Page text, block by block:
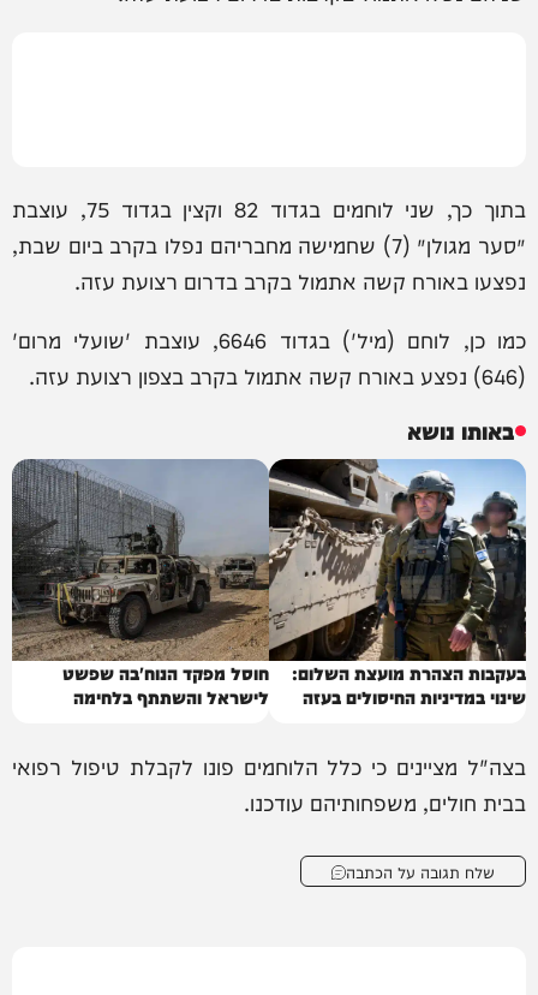
בתוך כך, שני לוחמים בגדוד 82 וקצין בגדוד 75, עוצבת
׳סער מגולן׳ (7) שחמישה מחבריהם נפלו בקרב ביום שבת,
נפצעו באורח קשה אתמול בקרב בדרום רצועת עזה.
כמו כן, לוחם (מיל') בגדוד 6646, עוצבת 'שועלי מרום'
(646) נפצע באורח קשה אתמול בקרב בצפון רצועת עזה.
באותו נושא
בעקבות הצהרת מועצת השלום:
שינוי במדיניות החיסולים בעזה
חוסל מפקד הנוח'בה שפשט
לישראל והשתתף בלחימה
בצה"ל מציינים כי כלל הלוחמים פונו לקבלת טיפול רפואי
בבית חולים, משפחותיהם עודכנו.
שלח תגובה על הכתבה